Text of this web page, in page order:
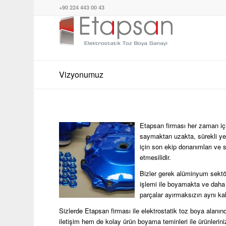
+90 224 443 00 43
Vizyonumuz
Etapsan firması her zaman
saymaktan uzakta, sürekli
için son ekip donanımları ve
etmesilidir.
Bizler gerek alüminyum
işlemi ile boyamakta ve
parçalar ayırmaksızın aynı
Sizlerde Etapsan firması ile elektrostatik toz boya
iletişim hem de kolay ürün boyama teminleri ile